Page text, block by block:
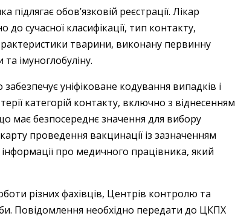
обов’язковій реєстрації. Лікар
сучасної класифікації, тип контакту,
тварини, виконану первинну
імуноглобуліну.
уніфіковане кодування випадків і
категорій контакту, включно з віднесенням
має безпосереднє значення для вибору
проведення вакцинації із зазначенням
про медичного працівника, який
різних фахівців, Центрів контролю та
Повідомлення необхідно передати до ЦКПХ